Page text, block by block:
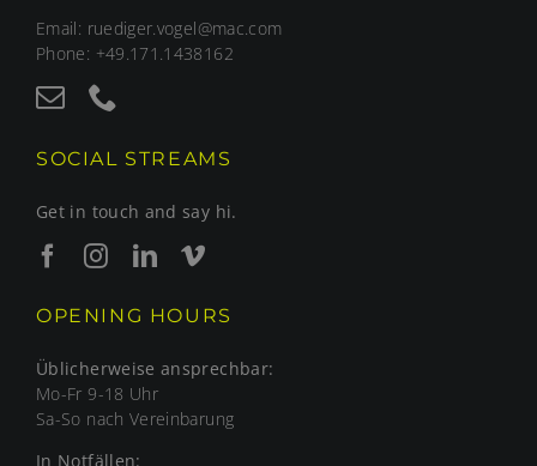
Email: ruediger.vogel@mac.com
Phone: +49.171.1438162
SOCIAL STREAMS
Get in touch and say hi.
OPENING HOURS
Üblicherweise ansprechbar:
Mo-Fr 9-18 Uhr
Sa-So nach Vereinbarung
In Notfällen: